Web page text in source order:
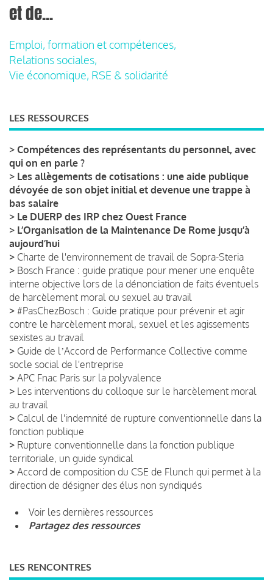
et de...
Emploi, formation et compétences,
Relations sociales,
Vie économique, RSE & solidarité
LES RESSOURCES
> Compétences des représentants du personnel, avec
qui on en parle ?
> Les allègements de cotisations : une aide publique
dévoyée de son objet initial et devenue une trappe à
bas salaire
> Le DUERP des IRP chez Ouest France
> L’Organisation de la Maintenance De Rome jusqu’à
aujourd’hui
> Charte de l'environnement de travail de Sopra-Steria
> Bosch France : guide pratique pour mener une enquête
interne objective lors de la dénonciation de faits éventuels
de harcèlement moral ou sexuel au travail
> #PasChezBosch : Guide pratique pour prévenir et agir
contre le harcèlement moral, sexuel et les agissements
sexistes au travail
> Guide de lʼAccord de Performance Collective comme
socle social de l'entreprise
> APC Fnac Paris sur la polyvalence
> Les interventions du colloque sur le harcèlement moral
au travail
> Calcul de l'indemnité de rupture conventionnelle dans la
fonction publique
> Rupture conventionnelle dans la fonction publique
territoriale, un guide syndical
> Accord de composition du CSE de Flunch qui permet à la
direction de désigner des élus non syndiqués
Voir les dernières ressources
Partagez des ressources
LES RENCONTRES